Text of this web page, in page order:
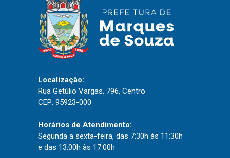
Publicações
Diário Oficial (Até 30/04)
Recursos Humanos
Seletivo Simplificado
Concursos
Localização:
Rua Getúlio Vargas, 796, Centro
CEP: 95923-000
Horários de Atendimento:
Segunda a sexta-feira, das 7:30h às 11:30h
e das 13:00h às 17:00h